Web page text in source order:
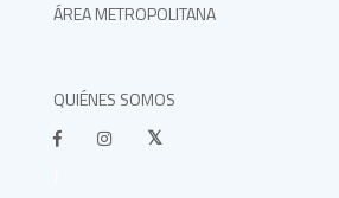
ÁREA METROPOLITANA
QUIÉNES SOMOS